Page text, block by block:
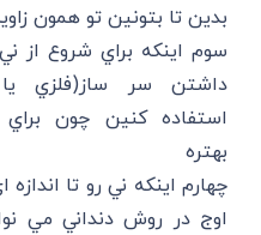
بدين تا بتونين تو همون
سوم اينكه براي شروع از
داشتن سر ساز(فلزي يا
استفاده كنين چون
بهتره
چهارم اينكه ني رو تا
اوج در روش دنداني مي